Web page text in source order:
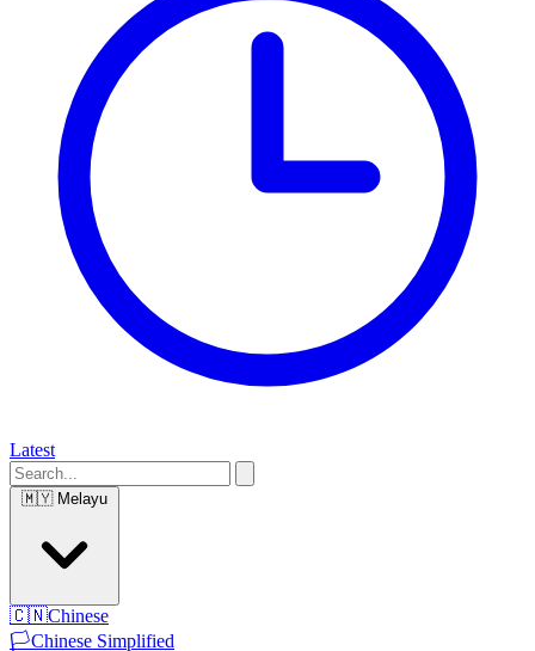
Latest
🇲🇾 Melayu
🇨🇳Chinese
🏳️Chinese Simplified